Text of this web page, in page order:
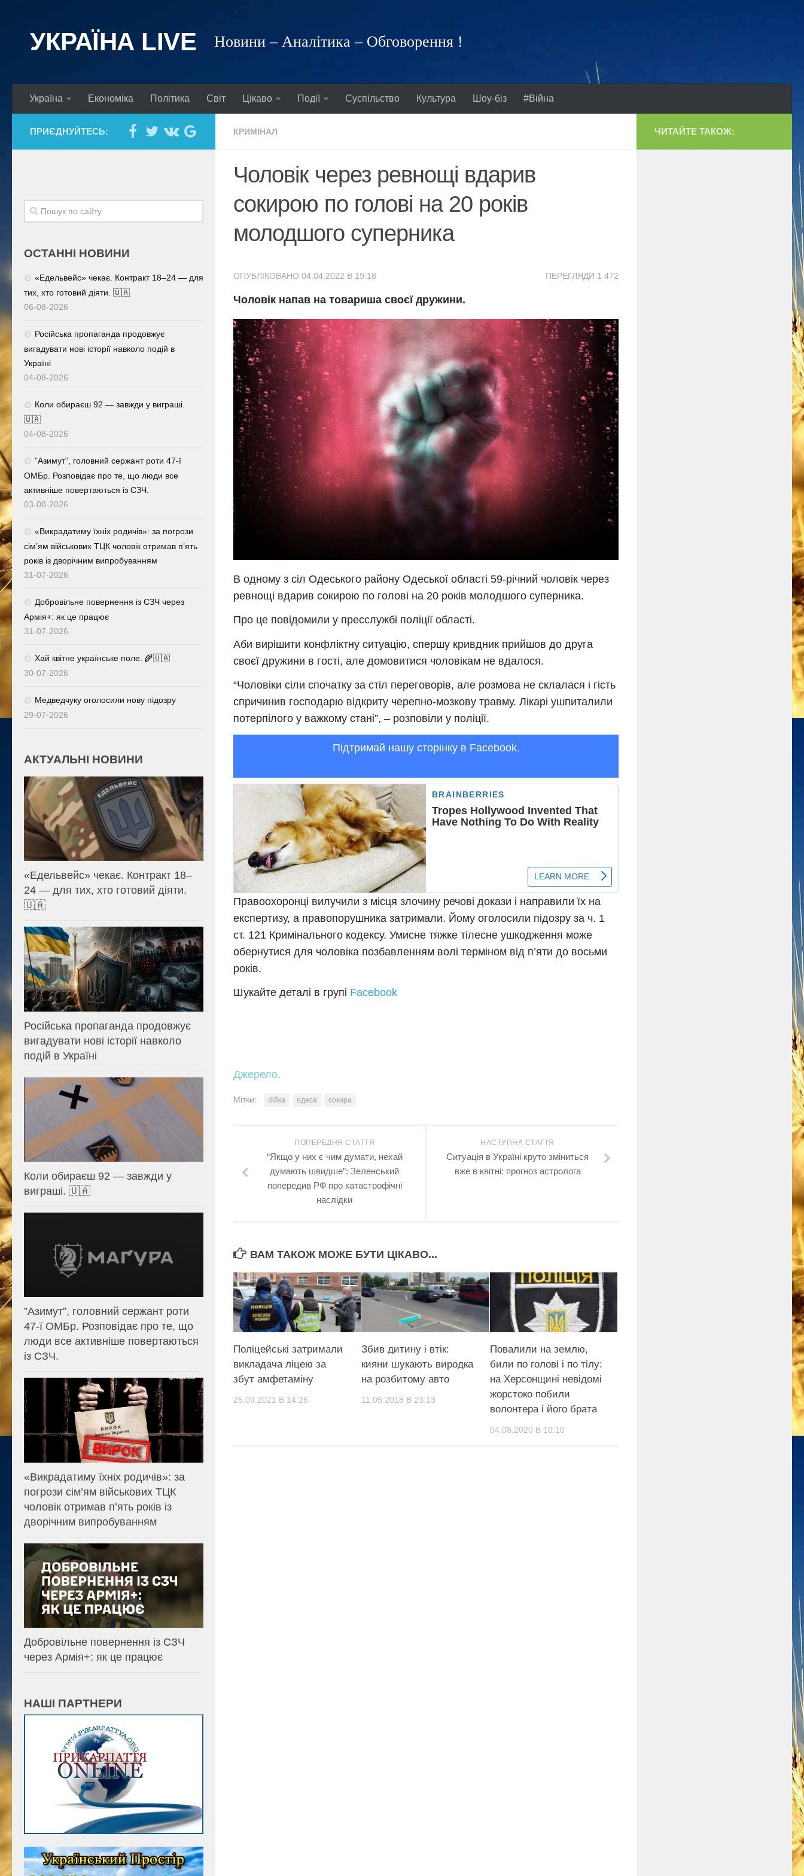
УКРАЇНА LIVE Новини – Аналітика – Обговорення !
Україна Економіка Політика Світ Цікаво Події Суспільство Культура Шоу-біз #Війна
КРИМІНАЛ
Чоловік через ревнощі вдарив
сокирою по голові на 20 років
молодшого суперника
ПЕРЕГЛЯДИ 1 472
ОПУБЛІКОВАНО 04.04.2022 В 19:18
Чоловік напав на товариша своєї дружини.
В одному з сіл Одеського району Одеської області 59-річний чоловік через
ревнощі вдарив сокирою по голові на 20 років молодшого суперника.
Про це повідомили у пресслужбі поліції області.
Аби вирішити конфліктну ситуацію, спершу кривдник прийшов до друга
своєї дружини в гості, але домовитися чоловікам не вдалося.
“Чоловіки сіли спочатку за стіл переговорів, але розмова не склалася і гість
спричинив господарю відкриту черепно-мозкову травму. Лікарі ушпиталили
потерпілого у важкому стані”, – розповіли у поліції.
Підтримай нашу сторінку в Facebook.
Правоохоронці вилучили з місця злочину речові докази і направили їх на
експертизу, а правопорушника затримали. Йому оголосили підозру за ч. 1
ст. 121 Кримінального кодексу. Умисне тяжке тілесне ушкодження може
обернутися для чоловіка позбавленням волі терміном від п’яти до восьми
років.
Шукайте деталі в групі Facebook
Джерело.
Мітки: бійка одеса сокира
НАСТУПНА СТАТТЯ
Ситуація в Україні круто зміниться
вже в квітні: прогноз астролога
ПОПЕРЕДНЯ СТАТТЯ
“Якщо у них є чим думати, нехай
думають швидше”: Зеленський
попередив РФ про катастрофічні
наслідки
ВАМ ТАКОЖ МОЖЕ БУТИ ЦІКАВО...
Поліцейські затримали
викладача ліцею за
збут амфетаміну
25.09.2021 В 14:26
Збив дитину і втік:
кияни шукають виродка
на розбитому авто
11.05.2018 В 23:13
Повалили на землю,
били по голові і по тілу:
на Херсонщині невідомі
жорстоко побили
волонтера і його брата
04.08.2020 В 10:10
ПРИЄДНУЙТЕСЬ:
ОСТАННІ НОВИНИ
«Едельвейс» чекає. Контракт 18–24 — для
тих, хто готовий діяти. 🇺🇦
06-08-2026
Російська пропаганда продовжує
вигадувати нові історії навколо подій в
Україні
04-08-2026
Коли обираєш 92 — завжди у виграші.
🇺🇦
04-08-2026
⁨”Азимут”, головний сержант роти 47-ї
ОМБр. Розповідає про те, що люди все
активніше повертаються із СЗЧ.
03-08-2026
«Викрадатиму їхніх родичів»: за погрози
сім’ям військових ТЦК чоловік отримав п’ять
років із дворічним випробуванням
31-07-2026
Добровільне повернення із СЗЧ через
Армія+: як це працює
31-07-2026
Хай квітне українське поле. 🌾🇺🇦
30-07-2026
Медведчуку оголосили нову підозру
29-07-2026
АКТУАЛЬНІ НОВИНИ
«Едельвейс» чекає. Контракт 18–
24 — для тих, хто готовий діяти.
🇺🇦
Російська пропаганда продовжує
вигадувати нові історії навколо
подій в Україні
Коли обираєш 92 — завжди у
виграші. 🇺🇦
⁨”Азимут”, головний сержант роти
47-ї ОМБр. Розповідає про те, що
люди все активніше повертаються
із СЗЧ.
«Викрадатиму їхніх родичів»: за
погрози сім’ям військових ТЦК
чоловік отримав п’ять років із
дворічним випробуванням
Добровільне повернення із СЗЧ
через Армія+: як це працює
НАШІ ПАРТНЕРИ
ЧИТАЙТЕ ТАКОЖ: